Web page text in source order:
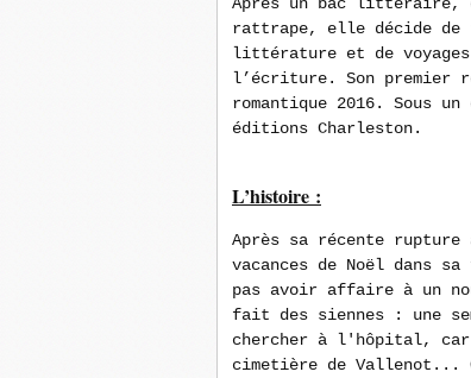
rattrape, elle décide de
littérature et de
l’écriture. Son premier
romantique 2016. Sous
éditions Charleston.
L’histoire :
Après sa récente rupture
vacances de Noël dans
pas avoir affaire à un
fait des siennes : une
chercher à l'hôpital,
cimetière de